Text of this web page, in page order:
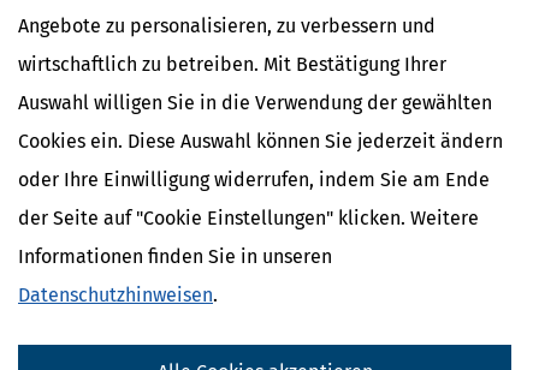
Angebote zu personalisieren, zu verbessern und
wirtschaftlich zu betreiben. Mit Bestätigung Ihrer
Auswahl willigen Sie in die Verwendung der gewählten
Cookies ein. Diese Auswahl können Sie jederzeit ändern
oder Ihre Einwilligung widerrufen, indem Sie am Ende
der Seite auf "Cookie Einstellungen" klicken. Weitere
Informationen finden Sie in unseren
Datenschutzhinweisen.
Kostenlose Steuertipps & News
Absenden
Steuertipps Selbstständige
Geldtipps
Ja, ich möchte die kostenlosen Newsletter
von Steuertipps abonnieren. Die
Abbestellung des Newsletters widerrufen.